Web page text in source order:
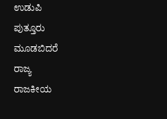
ಉಡುಪಿ
ಪುತ್ತೂರು
ಮೂಡಬಿದರೆ
ರಾಜ್ಯ
ರಾಜಕೀಯ